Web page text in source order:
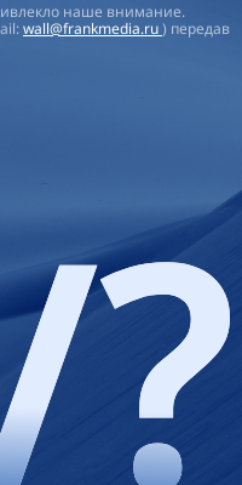
наше внимание.
wall@frankmedia.ru) передав